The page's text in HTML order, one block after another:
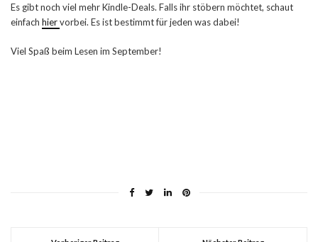
Es gibt noch viel mehr Kindle-Deals. Falls ihr stöbern möchtet, schaut
einfach hiervorbei. Es ist bestimmt für jeden was dabei!
Viel Spaß beim Lesen im September!